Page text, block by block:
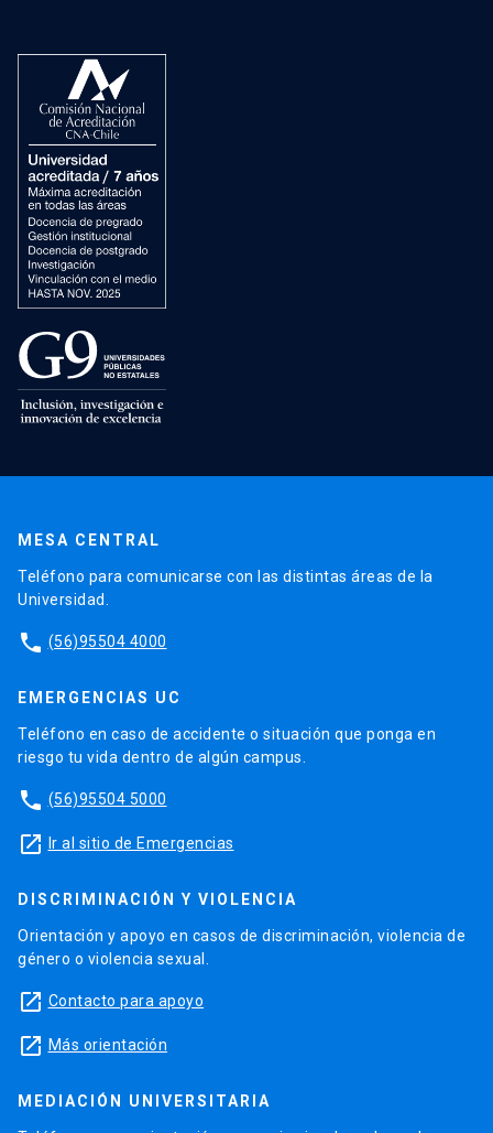
MESA CENTRAL
Teléfono para comunicarse con las distintas áreas de la
Universidad.
phone (56)95504 4000
EMERGENCIAS UC
Teléfono en caso de accidente o situación que ponga en
riesgo tu vida dentro de algún campus.
phone (56)95504 5000
launch Ir al sitio de Emergencias
DISCRIMINACIÓN Y VIOLENCIA
Orientación y apoyo en casos de discriminación, violencia de
género o violencia sexual.
launch Contacto para apoyo
launch Más orientación
MEDIACIÓN UNIVERSITARIA